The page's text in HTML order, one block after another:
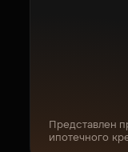
Представлен
ипотечного